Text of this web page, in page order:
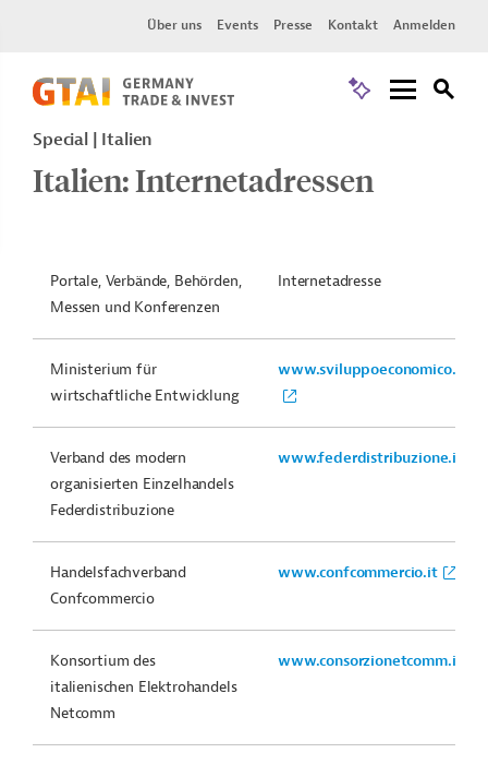
Über uns Events Presse Kontakt Anmelden
Special Italien
Italien: Internetadressen
Portale, Verbände, Behörden,
Messen und Konferenzen
Internetadresse
Ministerium für
wirtschaftliche Entwicklung
Verband des modern
organisierten Einzelhandels
Federdistribuzione
www.federdistribuzione.it/
Handelsfachverband
Confcommercio
www.confcommercio.it
Konsortium des
italienischen Elektrohandels
Netcomm
www.consorzionetcomm.it/